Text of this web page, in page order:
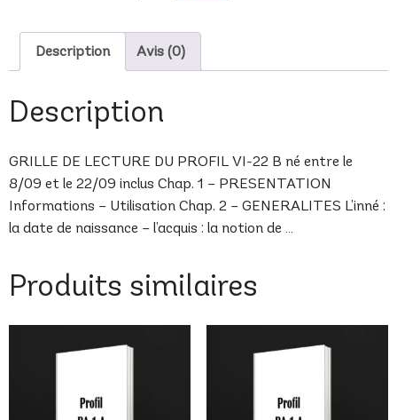
Description Avis (0)
Description
GRILLE DE LECTURE DU PROFIL VI-22 B né entre le
8/09 et le 22/09 inclus Chap. 1 – PRESENTATION
Informations – Utilisation Chap. 2 – GENERALITES L’inné :
la date de naissance – l’acquis : la notion de …
Produits similaires